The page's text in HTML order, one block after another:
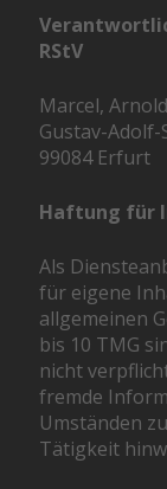
RStV
Marcel, Arnold
Gustav-Adolf-
99084 Erfurt
Haftung für
Als
für eigene
allgemeinen
bis 10 TMG
nicht
fremde
Umständen
Tätigkeit